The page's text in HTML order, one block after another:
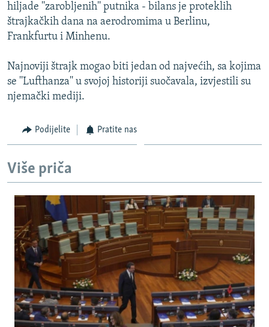
POPLAVE I KLIZIŠTA U BIH 2024.
TV LIBERTY
MOJA EVROPA
TRI DECENIJE OD RATA U BIH
NASTANAK I RASPAD JUGOSLAVIJE
Sve RFE/RL stranice
hiljade ''zarobljenih'' putnika - bilans je proteklih
štrajkačkih dana na aerodromima u Berlinu,
Frankfurtu i Minhenu.
Najnoviji štrajk mogao biti jedan od najvećih, sa kojima
se ''Lufthanza'' u svojoj historiji suočavala, izvjestili su
njemački mediji.
Podijelite Pratite nas
Više priča